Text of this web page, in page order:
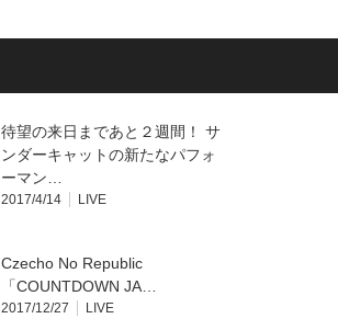
待望の来日まであと２週間！ サ
ンダーキャットの新たなパフォ
ーマン…
2017/4/14 LIVE
Czecho No Republic
「COUNTDOWN JA…
2017/12/27 LIVE